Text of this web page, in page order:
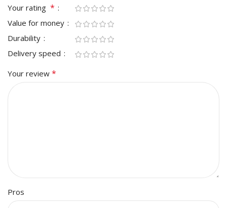
Your rating *
Value for money
Durability
Delivery speed
Your review *
Pros